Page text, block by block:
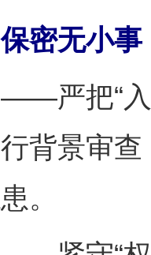
无小事
把“入口
背景审
。